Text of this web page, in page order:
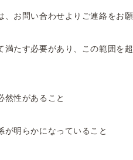
お問い合わせよりご連絡をお願
たす必要があり、この範囲を
性があること
明らかになっていること